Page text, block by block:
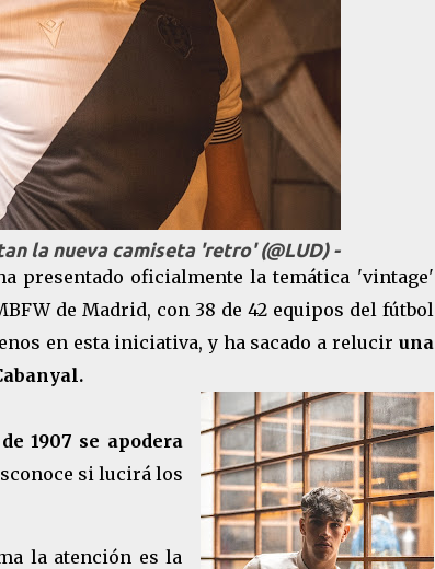
la nueva camiseta 'retro' (@LUD) -
presentado oficialmente la temática 'vintage'
de Madrid, con 38 de 42 equipos del fútbol
en esta iniciativa, y ha sacado a relucir una
1907 se apodera
si lucirá los
la atención es la